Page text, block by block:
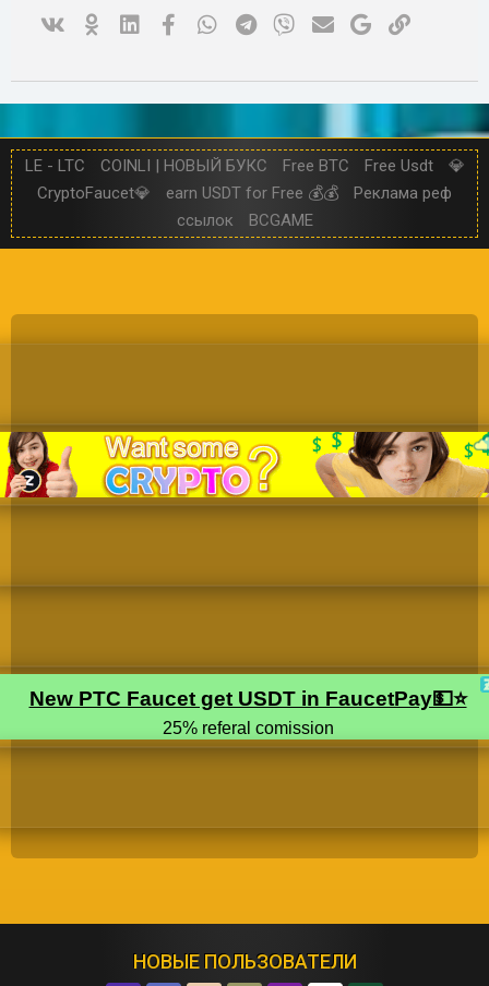
Ok Linked InFacebookWhatsAppTelegram
Viber Электронная почта
Google
LE - LTC COINLI | НОВЫЙ БУКС Free BTC Free Usdt
💎
CryptoFaucet💎
earn USDT for Free 💰💰
Реклама реф
ссылок
BCGAME
НОВЫЕ ПОЛЬЗОВАТЕЛИ